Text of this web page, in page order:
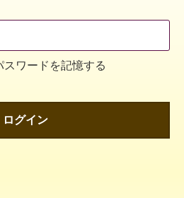
スワードを記憶する
ログイン